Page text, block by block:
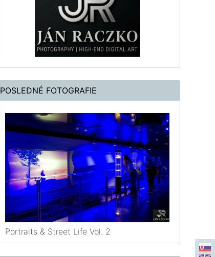
POSLEDNÉ FOTOGRAFIE
Portraits & Street Life Vol. 2